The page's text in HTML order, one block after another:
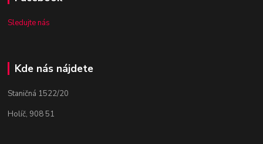
Sledujte nás
Kde nás nájdete
Staničná 1522/20
Holíč, 908 51